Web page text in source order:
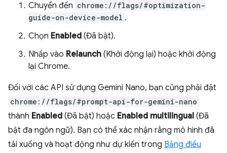
Chuyển đến chrome://flags/#optimization-
guide-on-device-model .
Chọn Enabled (Đã bật).
Nhấp vào Relaunch (Khởi động lại) hoặc khởi động
lại Chrome.
Đối với các API sử dụng Gemini Nano, bạn cũng phải đặt
chrome://flags/#prompt-api-for-gemini-nano
thành Enabled (Đã bật) hoặc Enabled multilingual (Đã
bật đa ngôn ngữ). Bạn có thể xác nhận rằng mô hình đã
tải xuống và hoạt động như dự kiến trong Bảng điều